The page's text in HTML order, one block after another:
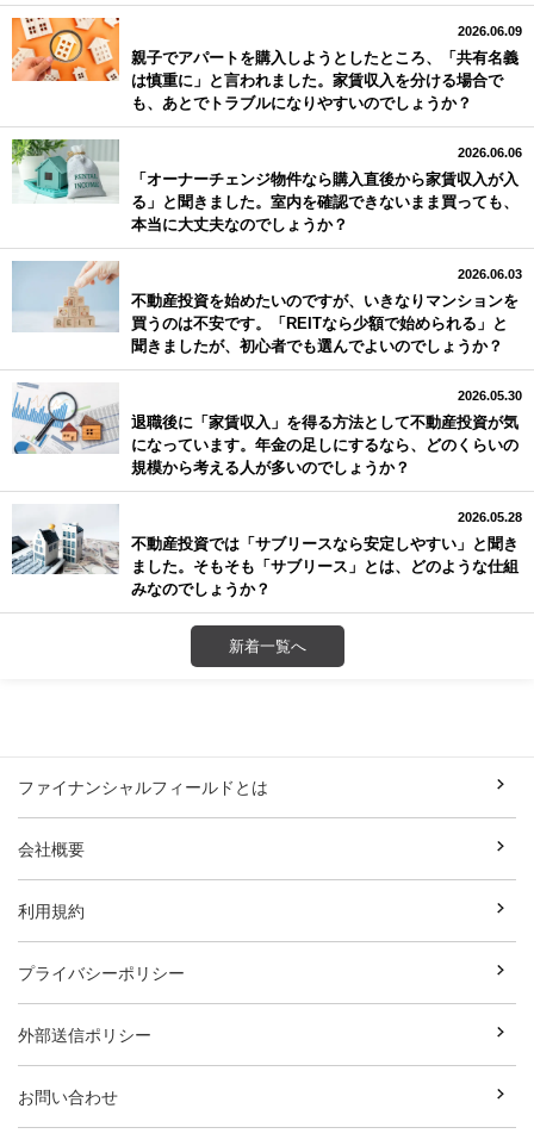
2026.06.09
親子でアパートを購入しようとしたところ、「共有名義
は慎重に」と言われました。家賃収入を分ける場合で
も、あとでトラブルになりやすいのでしょうか？
2026.06.06
「オーナーチェンジ物件なら購入直後から家賃収入が入
る」と聞きました。室内を確認できないまま買っても、
本当に大丈夫なのでしょうか？
2026.06.03
不動産投資を始めたいのですが、いきなりマンションを
買うのは不安です。「REITなら少額で始められる」と
聞きましたが、初心者でも選んでよいのでしょうか？
2026.05.30
退職後に「家賃収入」を得る方法として不動産投資が気
になっています。年金の足しにするなら、どのくらいの
規模から考える人が多いのでしょうか？
2026.05.28
不動産投資では「サブリースなら安定しやすい」と聞き
ました。そもそも「サブリース」とは、どのような仕組
みなのでしょうか？
新着一覧へ
ファイナンシャルフィールドとは
会社概要
利用規約
プライバシーポリシー
外部送信ポリシー
お問い合わせ